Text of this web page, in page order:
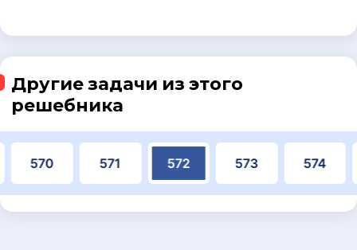
Другие задачи из этого
решебника
570 571 572 573 574